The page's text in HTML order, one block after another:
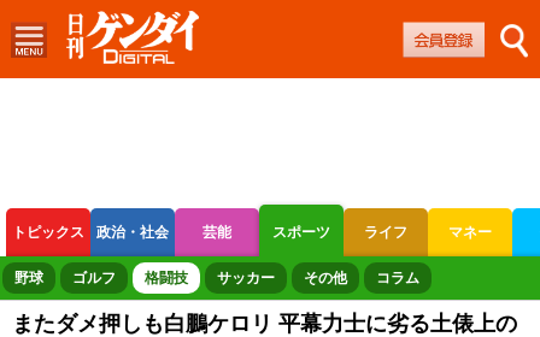
トピックス 政治・社会 芸能 スポーツ ライフ マネー
ボートレース 競輪 オートレース
野球 ゴルフ 格闘技 サッカー その他 コラム
またダメ押しも白鵬ケロリ 平幕力士に劣る土俵上の